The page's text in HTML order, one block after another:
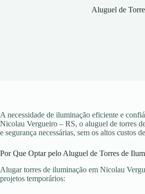
Aluguel de
A necessidade de iluminação eficiente e
Nicolau Vergueiro – RS, o aluguel de torres
e segurança necessárias, sem os altos custos
Por Que Optar pelo Aluguel de Torres de
Alugar torres de iluminação em Nicolau
projetos temporários: